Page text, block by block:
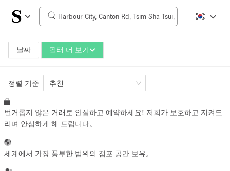
날짜 필터 더 보기
일일 비용
HK$0
공간 크기
100 sq ft 5000+ sq ft
~ 13 명
정렬 기준 추천
번거롭지 않은 거래로 안심하고 예약하세요! 저희가 보호하고 지켜드
리며 안심하게 해 드립니다。
세계에서 가장 풍부한 범위의 점포 공간 보유。